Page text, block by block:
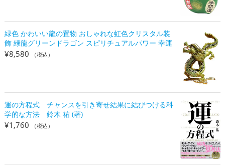
緑色 かわいい龍の置物 おしゃれな虹色クリスタル装
飾 緑龍グリーンドラゴン スピリチュアルパワー 幸運
¥8,580 （税込）
運の方程式 チャンスを引き寄せ結果に結びつける科
学的な方法 鈴木 祐 (著)
¥1,760 （税込）